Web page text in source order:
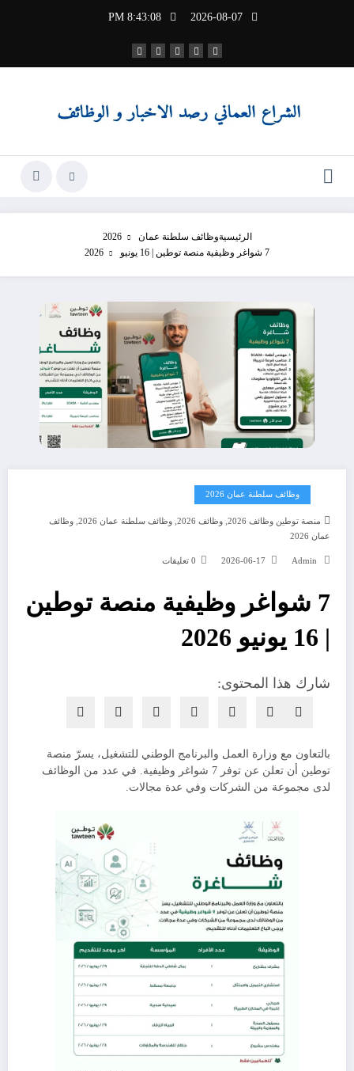
2026-08-07
8:43:09 PM
الرئيسيةوظائف سلطنة عمان 2026
7 شواغر وظيفية منصة توطين | 16 يونيو 2026
وظائف سلطنة عمان 2026
منصة توطين وظائف 2026 , وظائف 2026 , وظائف سلطنة عمان 2026 , وظائف
عمان 2026
Admin
2026-06-17 0 تعليقات
7 شواغر وظيفية منصة توطين
| 16 يونيو 2026
شارك هذا المحتوى:
بالتعاون مع وزارة العمل والبرنامج الوطني للتشغيل، يسرّ منصة
توطين أن تعلن عن توفر 7 شواغر وظيفية. في عدد من الوظائف
لدى مجموعة من الشركات وفي عدة مجالات.